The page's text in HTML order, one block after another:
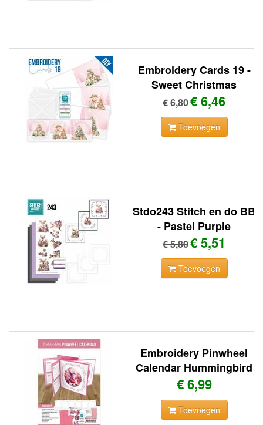
Embroidery Cards 19 -
Sweet Christmas
€ 6,80€ 6,46
Toevoegen
Stdo243 Stitch en do BB
- Pastel Purple
€ 5,80€ 5,51
Toevoegen
Embroidery Pinwheel
Calendar Hummingbird
€ 6,99
Toevoegen